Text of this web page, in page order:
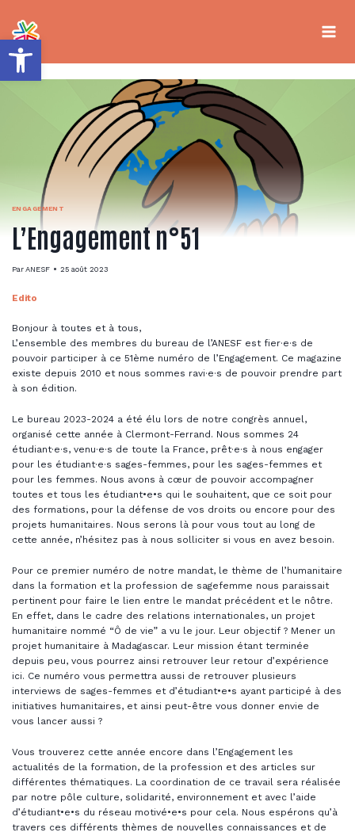
Ouvrir la barre d’outils
contenu
ENGAGEMENT
L’Engagement n°51
ParANESF 25 août 2023
Edito
Bonjour à toutes et à tous,
L’ensemble des membres du bureau de l’ANESF est fier·e·s de
pouvoir participer à ce 51ème numéro de l’Engagement. Ce magazine
existe depuis 2010 et nous sommes ravi·e·s de pouvoir prendre part
à son édition.
Le bureau 2023-2024 a été élu lors de notre congrès annuel,
organisé cette année à Clermont-Ferrand. Nous sommes 24
étudiant·e·s, venu·e·s de toute la France, prêt·e·s à nous engager
pour les étudiant·e·s sages-femmes, pour les sages-femmes et
pour les femmes. Nous avons à cœur de pouvoir accompagner
toutes et tous les étudiant•e•s qui le souhaitent, que ce soit pour
des formations, pour la défense de vos droits ou encore pour des
projets humanitaires. Nous serons là pour vous tout au long de
cette année, n’hésitez pas à nous solliciter si vous en avez besoin.
Pour ce premier numéro de notre mandat, le thème de l’humanitaire
dans la formation et la profession de sagefemme nous paraissait
pertinent pour faire le lien entre le mandat précédent et le nôtre.
En effet, dans le cadre des relations internationales, un projet
humanitaire nommé “Ô de vie” a vu le jour. Leur objectif ? Mener un
projet humanitaire à Madagascar. Leur mission étant terminée
depuis peu, vous pourrez ainsi retrouver leur retour d’expérience
ici. Ce numéro vous permettra aussi de retrouver plusieurs
interviews de sages-femmes et d’étudiant•e•s ayant participé à des
initiatives humanitaires, et ainsi peut-être vous donner envie de
vous lancer aussi ?
Vous trouverez cette année encore dans l’Engagement les
actualités de la formation, de la profession et des articles sur
différentes thématiques. La coordination de ce travail sera réalisée
par notre pôle culture, solidarité, environnement et avec l’aide
d’étudiant•e•s du réseau motivé•e•s pour cela. Nous espérons qu’à
travers ces différents thèmes de nouvelles connaissances et de